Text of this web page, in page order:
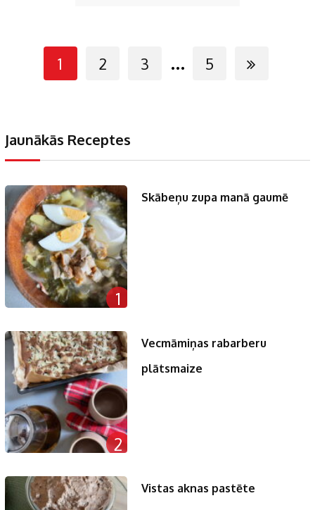
1 2 3 ... 5
Jaunākās Receptes
1
Skābeņu zupa manā gaumē
2
Vecmāmiņas rabarberu
plātsmaize
Vistas aknas pastēte